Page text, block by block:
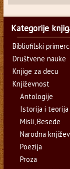
Kategorije
Bibliofilski primerci
Društvene nauke
Knjige za decu
Književnost
Antologije
Istorija i
Misli, Besede
Narodna
Poezija
Proza